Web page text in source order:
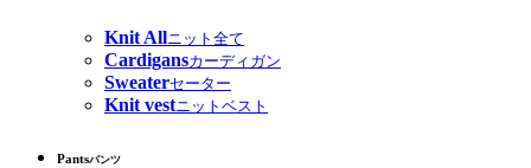
Knit Allニット全て
Cardigansカーディガン
Sweaterセーター
Knit vestニットベスト
Pantsパンツ